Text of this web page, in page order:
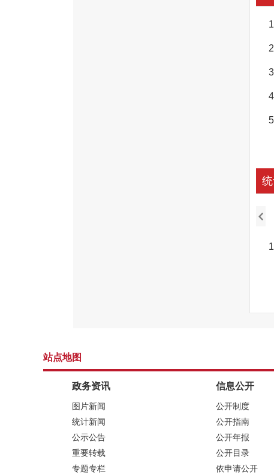
1
2
3
4
5
1
站点地图
政务资讯
图片新闻
统计新闻
公示公告
重要转载
专题专栏
信息公开
公开制度
公开指南
公开年报
公开目录
依申请公开